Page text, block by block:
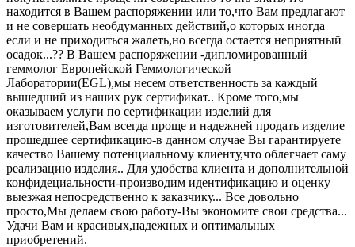
находится в Вашем распоряжении или то,что Вам предлагают
и не совершать необдуманных действий,о которых иногда
если и не приходиться жалеть,но всегда остается неприятный
осадок...?? В Вашем распоряжении -дипломированный
геммолог Европейской Геммологической
Лаборатории(EGL),мы несем ответственность за каждый
вышедший из наших рук сертификат.. Кроме того,мы
оказываем услуги по сертификации изделий для
изготовителей,Вам всегда проще и надежней продать изделие
прошедшее сертификацию-в данном случае Вы гарантируете
качество Вашему потенциальному клиенту,что облегчает саму
реализацию изделия.. Для удобства клиента и дополнительной
конфидециальности-производим идентификацию и оценку
выезжая непосредственно к заказчику... Все довольно
просто,Мы делаем свою работу-Вы экономите свои средства...
Удачи Вам и красивых,надежных и оптимальных
приобретений.